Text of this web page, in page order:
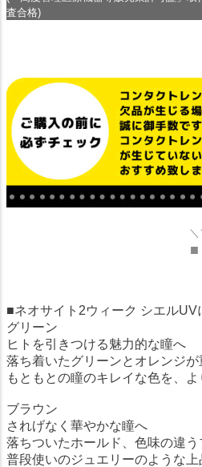
査合格)
■ネオサイト2ウィーク シエルUV
グリーン
ヒトを引きつける魅力的な瞳へ
落ち着いたグリーンとオレンジ
もともとの瞳のキレイな色を、よ
ブラウン
されげなく華やかな瞳へ
落ちついたホールド、色味の違
普段使いのジュエリーのような上